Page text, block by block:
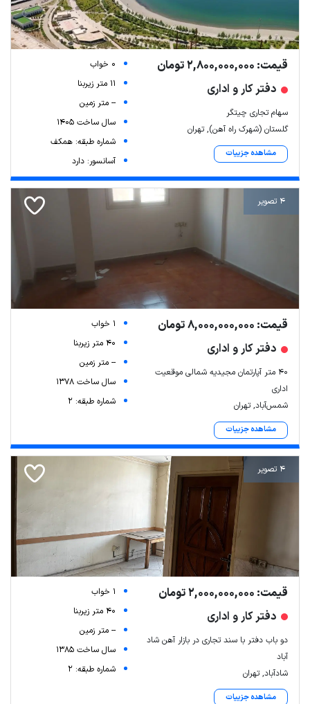
قیمت: 2,800,000,000 تومان
دفتر کار و اداری
سهام تجاری چیتگر
گلستان (شهرک راه آهن), تهران
مشاهده جزییات
0 خواب
11 متر زیربنا
-- متر زمین
سال ساخت 1405
شماره طبقه: همکف
آسانسور: دارد
4 تصویر
قیمت: 8,000,000,000 تومان
دفتر کار و اداری
۴۰ متر آپارتمان مجیدیه شمالی موقعیت
اداری
شمس‌آباد, تهران
مشاهده جزییات
1 خواب
40 متر زیربنا
-- متر زمین
سال ساخت 1378
شماره طبقه: 2
4 تصویر
قیمت: 2,000,000,000 تومان
دفتر کار و اداری
دو باب دفتر با سند تجاری در بازار آهن شاد
آباد
شادآباد, تهران
مشاهده جزییات
1 خواب
40 متر زیربنا
-- متر زمین
سال ساخت 1385
شماره طبقه: 2